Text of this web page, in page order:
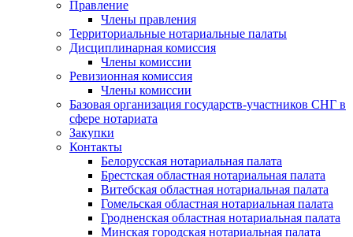
Правление
Члены правления
Территориальные нотариальные палаты
Дисциплинарная комиссия
Члены комиссии
Ревизионная комиссия
Члены комиссии
Базовая организация государств-участников СНГ в
сфере нотариата
Закупки
Контакты
Белорусская нотариальная палата
Брестская областная нотариальная палата
Витебская областная нотариальная палата
Гомельская областная нотариальная палата
Гродненская областная нотариальная палата
Минская городская нотариальная палата